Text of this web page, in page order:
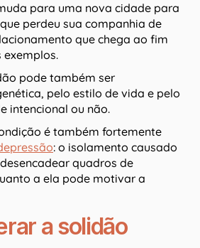
para uma nova cidade para
perdeu sua companhia de
que chega ao fim
exemplos.
pode também ser
pelo estilo de vida e pelo
intencional ou não.
é também fortemente
: o isolamento causado
quadros de
a ela pode motivar a
a solidão